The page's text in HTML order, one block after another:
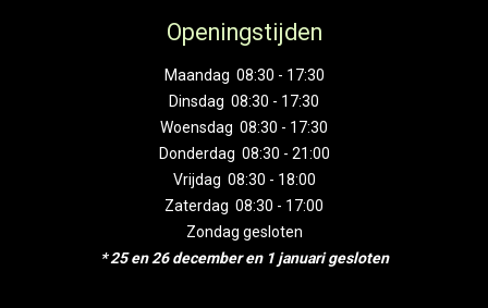
Openingstijden
Maandag 08:30 - 17:30
Dinsdag 08:30 - 17:30
Woensdag 08:30 - 17:30
Donderdag 08:30 - 21:00
Vrijdag 08:30 - 18:00
Zaterdag 08:30 - 17:00
Zondag gesloten
* 25 en 26 december en 1 januari gesloten